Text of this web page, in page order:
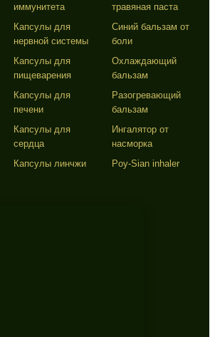
иммунитета
Капсулы для
нервной системы
Капсулы для
пищеварения
Капсулы для
печени
Капсулы для
сердца
Капсулы линчжи
травяная паста
Синий бальзам от
боли
Охлаждающий
бальзам
Разогревающий
бальзам
Ингалятор от
насморка
Poy-Sian inhaler